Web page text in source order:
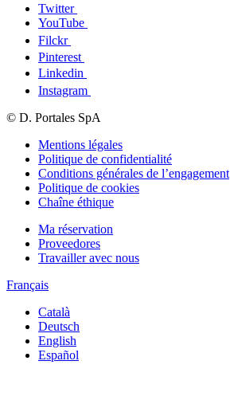
Twitter
YouTube
Filckr
Pinterest
Linkedin
Instagram
© D. Portales SpA
Mentions légales
Politique de confidentialité
Conditions générales de l’engagement
Politique de cookies
Chaîne éthique
Ma réservation
Proveedores
Travailler avec nous
Français
Català
Deutsch
English
Español